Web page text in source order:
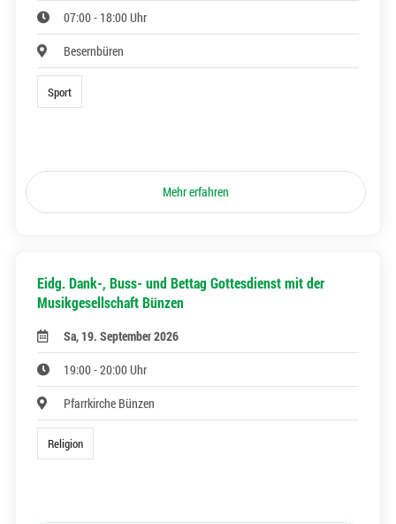
07:00 - 18:00 Uhr
Besernbüren
Sport
Mehr erfahren
Eidg. Dank-, Buss- und Bettag Gottesdienst mit der
Musikgesellschaft Bünzen
Sa, 19. September 2026
19:00 - 20:00 Uhr
Pfarrkirche Bünzen
Religion